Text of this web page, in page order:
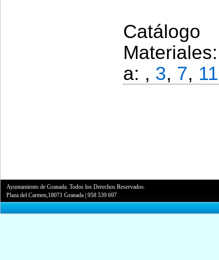
a: , 3, 7, 11
Ayuntamiento de Granada. Todos los Derechos Reservados.
Plaza del Carmen,18071 Granada |958 539 697